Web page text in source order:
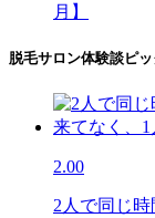
月】
脱毛サロン体験談ピ
2.00
2人で同じ